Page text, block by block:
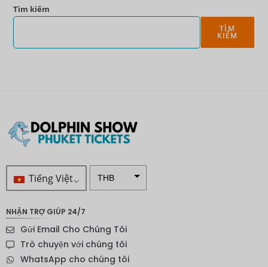
Tìm kiếm
TÌM
KIẾM
Tiếng Việt THB
Đô la
New
Zealand
NHẬN TRỢ GIÚP 24/7
Gửi Email Cho Chúng Tôi
Trò chuyện với chúng tôi
WhatsApp cho chúng tôi